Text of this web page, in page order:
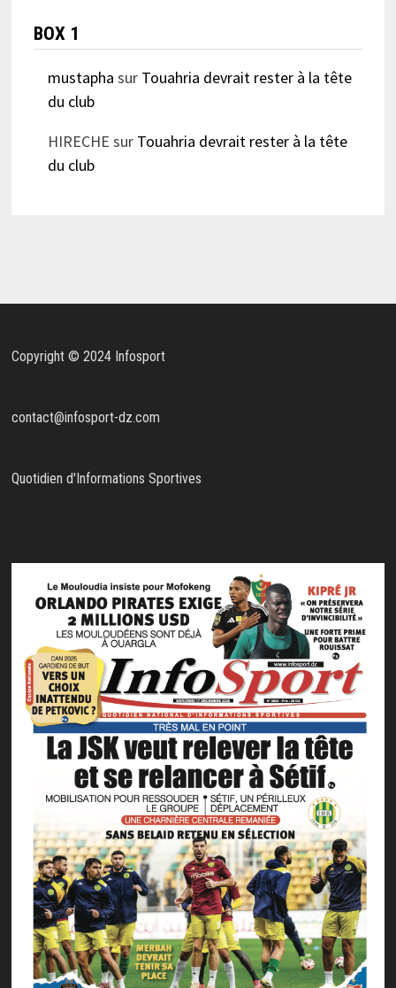
BOX 1
mustapha sur Touahria devrait rester à la tête
du club
HIRECHE sur Touahria devrait rester à la tête
du club
Copyright © 2024 Infosport
contact@infosport-dz.com
Quotidien d'Informations Sportives